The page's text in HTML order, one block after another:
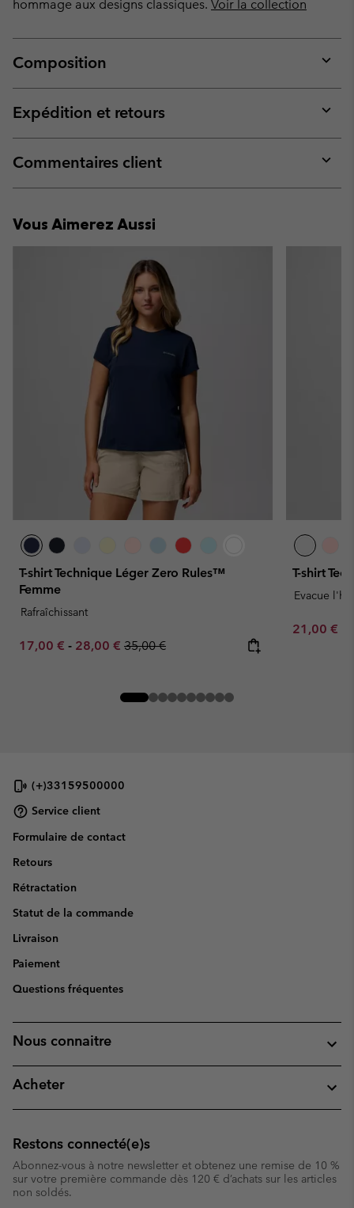
hommage aux designs classiques. Voir la collection
Composition
or
Expédition et retours
or
Commentaires client
or
Vous Aimerez Aussi
T-shirt Technique Léger Zero Rules™
Femme
Rafraîchissant
Minimum sale price:
17,00 € - Maximum sale price:
28,00 € Regular price:
35,00 €
T-shirt
Evacue
Minimum
21,00 €
(+)33159500000
Service client
Formulaire de contact
Retours
Rétractation
Statut de la commande
Livraison
Paiement
Questions fréquentes
Nous connaitre
Acheter
Restons connecté(e)s
Abonnez-vous à notre newsletter et obtenez une remise de 10 %
sur votre première commande dès 120 € d’achats sur les articles
non soldés.